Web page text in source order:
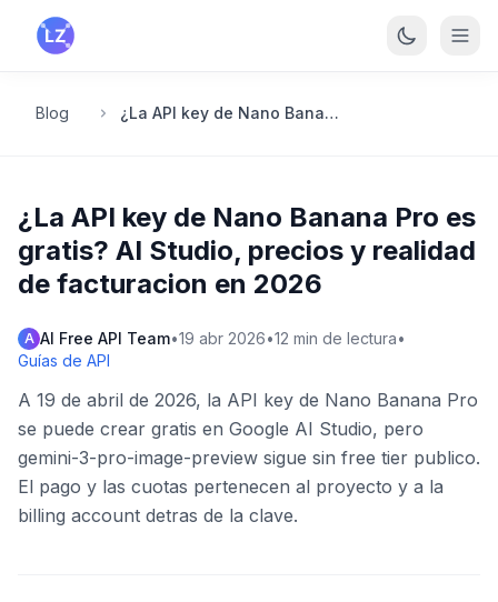
Saltar al contenido principal
Blog ¿La API key de Nano Banana Pro es gratis? AI Studio, precios y realidad de facturacion en 2026
¿La API key de Nano Banana Pro es
gratis? AI Studio, precios y realidad
de facturacion en 2026
A AI Free API Team•19 abr 2026•12 min de lectura•
Guías de API
A 19 de abril de 2026, la API key de Nano Banana Pro
se puede crear gratis en Google AI Studio, pero
gemini-3-pro-image-preview sigue sin free tier publico.
El pago y las cuotas pertenecen al proyecto y a la
billing account detras de la clave.